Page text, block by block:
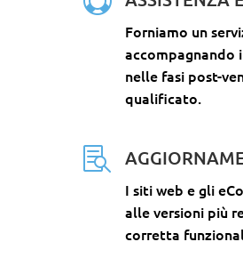
Forniamo un
accompagnando
nelle fasi post-
qualificato.

I siti web e gli
alle versioni più
corretta